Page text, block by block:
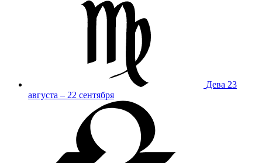
Дева 23
августа – 22 сентября